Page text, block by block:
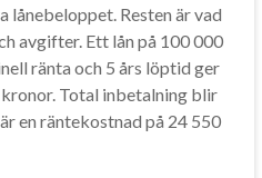
lånebeloppet. Resten är vad
avgifter. Ett lån på 100 000
ränta och 5 års löptid ger
Total inbetalning blir
en räntekostnad på 24 550